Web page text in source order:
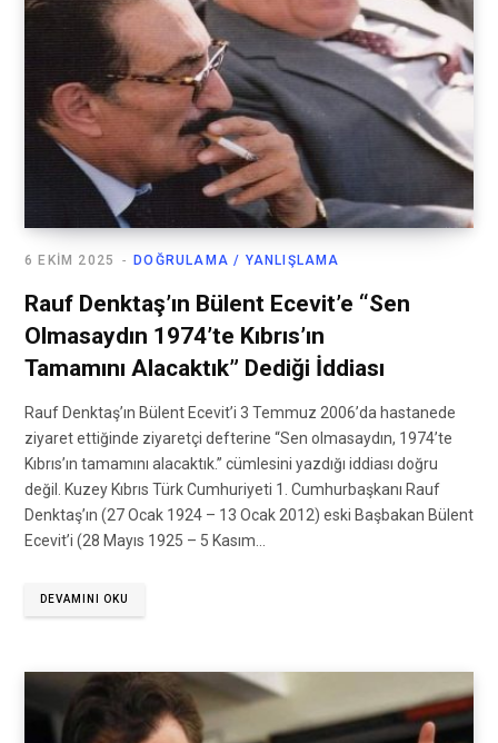
DOĞRULAMA / YANLIŞLAMA
6 EKIM 2025
Rauf Denktaş’ın Bülent Ecevit’e “Sen
Olmasaydın 1974’te Kıbrıs’ın
Tamamını Alacaktık” Dediği İddiası
Rauf Denktaş’ın Bülent Ecevit’i 3 Temmuz 2006’da hastanede
ziyaret ettiğinde ziyaretçi defterine “Sen olmasaydın, 1974’te
Kıbrıs’ın tamamını alacaktık.” cümlesini yazdığı iddiası doğru
değil. Kuzey Kıbrıs Türk Cumhuriyeti 1. Cumhurbaşkanı Rauf
Denktaş’ın (27 Ocak 1924 – 13 Ocak 2012) eski Başbakan Bülent
Ecevit’i (28 Mayıs 1925 – 5 Kasım…
DEVAMINI OKU